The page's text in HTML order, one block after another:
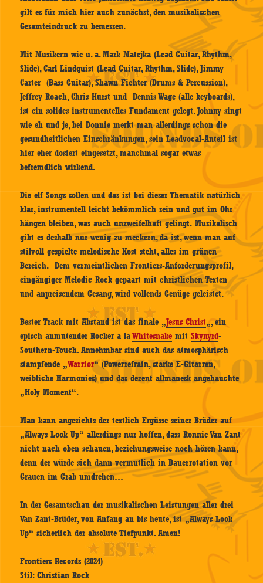
gilt es für mich hier auch zunächst, den musikalischen
Gesamteindruck zu bemessen.
Mit Musikern wie u. a. Mark Matejka (Lead Guitar, Rhythm,
Slide), Carl Lindquist (Lead Guitar, Rhythm, Slide), Jimmy
Carter (Bass Guitar), Shawn Fichter (Drums & Percussion),
Jeffrey Roach, Chris Hurst und Dennis Wage (alle keyboards),
ist ein solides instrumentelles Fundament gelegt. Johnny singt
wie eh und je, bei Donnie merkt man allerdings schon die
gesundheitlichen Einschränkungen, sein Leadvocal-Anteil ist
hier eher dosiert eingesetzt, manchmal sogar etwas
befremdlich wirkend.
Die elf Songs sollen und das ist bei dieser Thematik natürlich
klar, instrumentell leicht bekömmlich sein und gut im Ohr
hängen bleiben, was auch unzweifelhaft gelingt. Musikalisch
gibt es deshalb nur wenig zu meckern, da ist, wenn man auf
stilvoll gespielte melodische Kost steht, alles im grünen
Bereich. Dem vermeintlichen Frontiers-Anforderungsprofil,
eingängiger Melodic Rock gepaart mit christlichen Texten
und anpreisendem Gesang, wird vollends Genüge geleistet.
Bester Track mit Abstand ist das finale „Jesus Christ„, ein
episch anmutender Rocker a laWhitesnake mitSkynyrd-
Southern-Touch. Annehmbar sind auch das atmosphärisch
stampfende „Warrior“ (Powerrefrain, starke E-Gitarren,
weibliche Harmonies) und das dezent allmanesk angehauchte
„Holy Moment“.
Man kann angesichts der textlich Ergüsse seiner Brüder auf
„Always Look Up“ allerdings nur hoffen, dass Ronnie Van Zant
nicht nach oben schauen, beziehungsweise noch hören kann,
denn der würde sich dann vermutlich in Dauerrotation vor
Grauen im Grab umdrehen…
In der Gesamtschau der musikalischen Leistungen aller drei
Van Zant-Brüder, von Anfang an bis heute, ist „Always Look
Up“ sicherlich der absolute Tiefpunkt. Amen!
Frontiers Records (2024)
Stil: Christian Rock